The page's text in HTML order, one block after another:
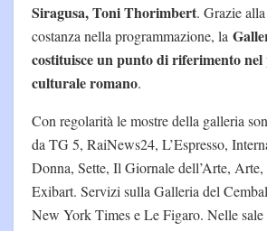
Siragusa, Toni Thorimbert. Grazie
costanza nella programmazione, la
costituisce un punto di riferimento
culturale romano.
Con regolarità le mostre della galleria
da TG 5, RaiNews24, L’Espresso,
Donna, Sette, Il Giornale dell’Arte,
Exibart. Servizi sulla Galleria del
New York Times e Le Figaro. Nelle sale